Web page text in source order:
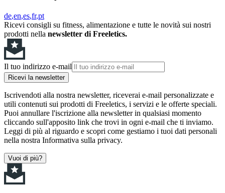
de en es fr pt
Ricevi consigli su fitness, alimentazione e tutte le novità sui nostri
prodotti nella newsletter di Freeletics.
Il tuo indirizzo e-mail
Ricevi la newsletter
Iscrivendoti alla nostra newsletter, riceverai e-mail personalizzate e
utili contenuti sui prodotti di Freeletics, i servizi e le offerte speciali.
Puoi annullare l'iscrizione alla newsletter in qualsiasi momento
cliccando sull'apposito link che trovi in ogni e-mail che ti inviamo.
Leggi di più al riguardo e scopri come gestiamo i tuoi dati personali
nella nostra Informativa sulla privacy.
Vuoi di più?